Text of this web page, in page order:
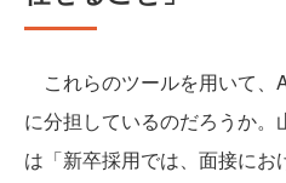
これらのツールを用いて、
に分担しているのだろうか
は「新卒採用では、面接に